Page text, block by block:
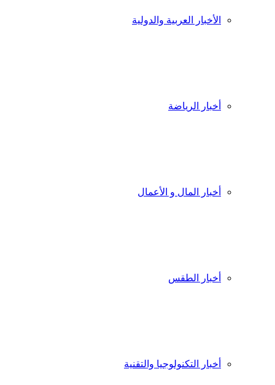
الأخبار العربية والدولية
أخبار الرياضة
أخبار المال و الأعمال
أخبار الطقس
أخبار التكنولوجيا والتقنية